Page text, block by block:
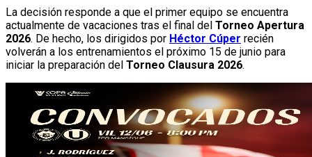
La decisión responde a que el primer equipo se encuentra
actualmente de vacaciones tras el final del Torneo Apertura
2026. De hecho, los dirigidos por Héctor Cúper recién
volverán a los entrenamientos el próximo 15 de junio para
iniciar la preparación del Torneo Clausura 2026.